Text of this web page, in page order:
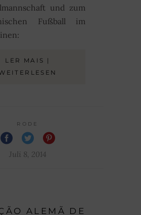
und zum
Fußball im
LER MAIS |
RODE
Juli 8, 2014
ALEMÃ DE